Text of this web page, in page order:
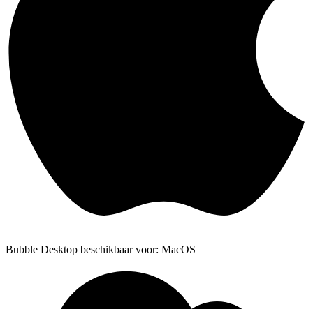
Bubble Desktop beschikbaar voor: MacOS